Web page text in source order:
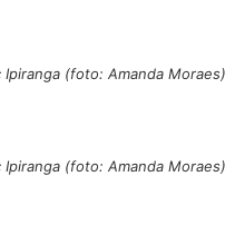
Ipiranga (foto: Amanda Moraes)
Ipiranga (foto: Amanda Moraes)